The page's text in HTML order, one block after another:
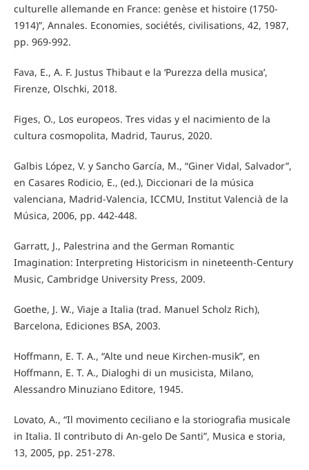
culturelle allemande en France: genèse et histoire (1750-
1914)”, Annales. Economies, sociétés, civilisations, 42, 1987,
pp. 969-992.
Fava, E., A. F. Justus Thibaut e la ‘Purezza della musica’,
Firenze, Olschki, 2018.
Figes, O., Los europeos. Tres vidas y el nacimiento de la
cultura cosmopolita, Madrid, Taurus, 2020.
Galbis López, V. y Sancho García, M., “Giner Vidal, Salvador”,
en Casares Rodicio, E., (ed.), Diccionari de la música
valenciana, Madrid-Valencia, ICCMU, Institut Valencià de la
Música, 2006, pp. 442-448.
Garratt, J., Palestrina and the German Romantic
Imagination: Interpreting Historicism in nineteenth-Century
Music, Cambridge University Press, 2009.
Goethe, J. W., Viaje a Italia (trad. Manuel Scholz Rich),
Barcelona, Ediciones BSA, 2003.
Hoffmann, E. T. A., “Alte und neue Kirchen-musik”, en
Hoffmann, E. T. A., Dialoghi di un musicista, Milano,
Alessandro Minuziano Editore, 1945.
Lovato, A., “Il movimento ceciliano e la storiografia musicale
in Italia. Il contributo di An-gelo De Santi”, Musica e storia,
13, 2005, pp. 251-278.